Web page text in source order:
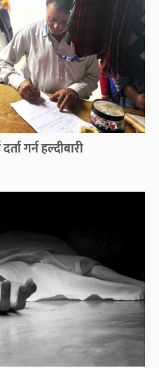
गर्न हल्दीबारी